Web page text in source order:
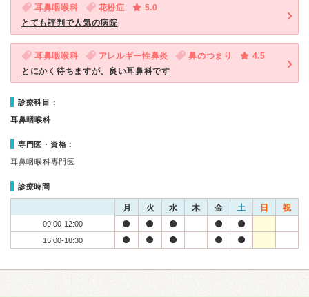
耳鼻咽喉科 花粉症
5.0
とても評判で人気の病院
耳鼻咽喉科 アレルギー性鼻炎 鼻のつまり
4.5
とにかく待ちますが、良い耳鼻科です
診療科目：
耳鼻咽喉科
専門医・資格：
耳鼻咽喉科専門医
診療時間
月 火 水 木 金 土 日 祝
09:00-12:00
15:00-18:30